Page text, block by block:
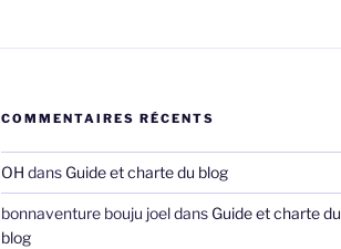
COMMENTAIRES RÉCENTS
OH dans Guide et charte du blog
bonnaventure bouju joeldans Guide et charte du
blog